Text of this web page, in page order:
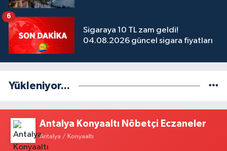
Sigaraya 10 TL zam geldi!
04.08.2026 güncel sigara fiyatları
6
Yükleniyor...
Antalya Konyaaltı Nöbetçi Eczaneler
Antalya / Konyaaltı